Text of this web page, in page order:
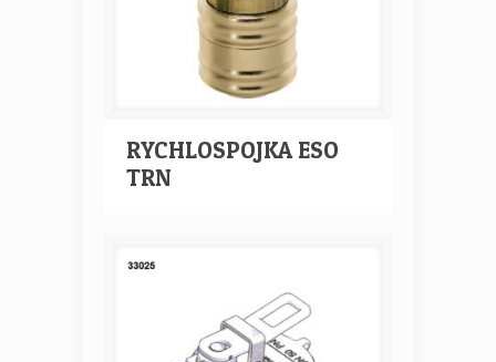
RYCHLOSPOJKA ESO
TRN